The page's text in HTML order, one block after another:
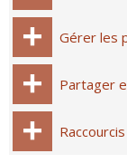
Gérer les
Partager